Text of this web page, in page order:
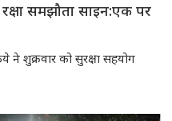
समझौता साइन:एक पर
ने शुक्रवार को सुरक्षा सहयोग